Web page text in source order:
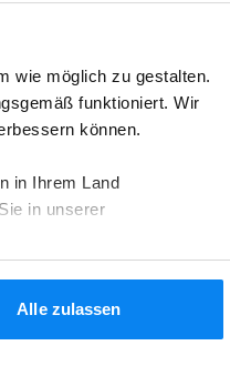
wie möglich zu gestalten.
funktioniert. Wir
können.
in Ihrem Land
in unserer
Alle zulassen